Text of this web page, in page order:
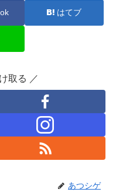
はてブ
取る ／
あつシゲ